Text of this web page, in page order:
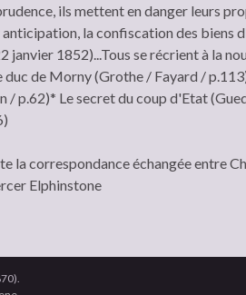
ils mettent en danger leurs
anticipation, la confiscation des biens
janvier 1852)...Tous se récrient à la
duc de Morny (Grothe / Fayard /
/ p.62)* Le secret du coup d'Etat
la correspondance échangée entre
Elphinstone